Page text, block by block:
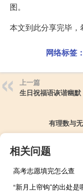
图。
本文到此分享完毕，
网络标签：
上一篇
生日祝福语诙谐幽默
有理数与
相关问题
高考志愿填完怎么查
“新月上帘钩”的出处是